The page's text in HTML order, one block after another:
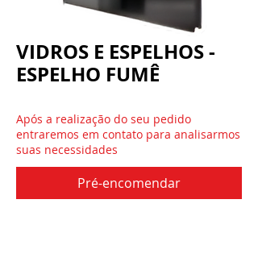
VIDROS E ESPELHOS -
ESPELHO FUMÊ
Após a realização do seu pedido
entraremos em contato para analisarmos
suas necessidades
Pré-encomendar